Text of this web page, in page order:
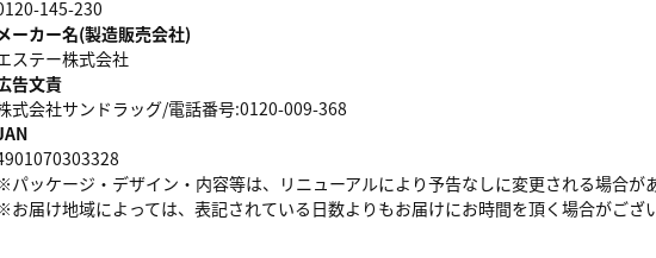
145-230
ーカー名(製造販売会社)
ステー株式会社
告文責
式会社サンドラッグ/電話番号:0120-009-368
パッケージ・デザイン・内容等は、リニューアルにより予告なしに変更される場合が
お届け地域によっては、表記されている日数よりもお届けにお時間を頂く場合がござ